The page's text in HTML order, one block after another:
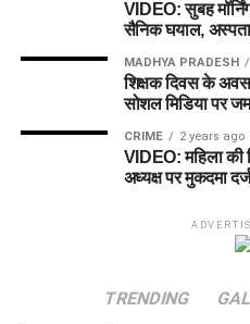
VIDEO: सुबह
सैनिक घयाल,
MADHYA PRADESH
शिक्षक दिवस के
सोशल मिडिया पर
CRIME 2 years ago
VIDEO: महिला
अध्यक्ष पर मुकदमा
TRENDING